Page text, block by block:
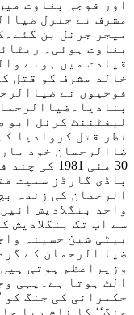
اور فوجی بغاوت
مشرف نے جنرل
میجر جرنل بن
بغاوت ہوئی۔
قیادت میں ہونے
خالد مشرف کو قتل
فوجیوں نے
نظر قتل کروادیا
ضاالرحمان خود
باڈی گارڈز سمیت
الرحمان کی زندہ
واجد بنگلادیش
سے اب تک بنگلادیش
بیٹی شیخ حسینہ
ضیا الرحمان کے
وزیراعظم ہوتی
الٹ ہوتا ہے۔یہی
حکمرانی کی جنگ کو
جنگ‘‘ کا نام دیا